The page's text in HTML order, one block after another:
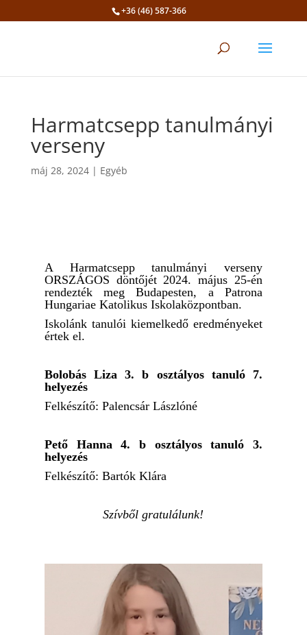
+36 (46) 587-366
Harmatcsepp tanulmányi
verseny
máj 28, 2024| Egyéb
A Harmatcsepp tanulmányi verseny
ORSZÁGOS döntőjét 2024. május 25-én
rendezték meg Budapesten, a Patrona
Hungariae Katolikus Iskolaközpontban.
Iskolánk tanulói kiemelkedő eredményeket
értek el.
Bolobás Liza 3. b osztályos tanuló 7.
helyezés
Felkészítő: Palencsár Lászlóné
Pető Hanna 4. b osztályos tanuló 3.
helyezés
Felkészítő: Bartók Klára
Szívből gratulálunk!